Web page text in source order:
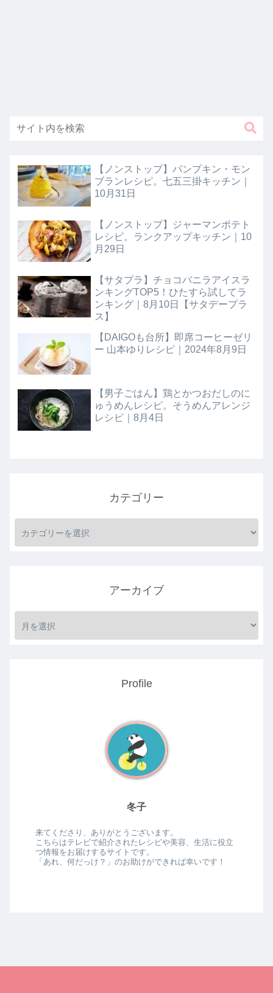
【ノンストップ】パンプキン・モン
ブランレシピ。七五三掛キッチン｜
10月31日
【ノンストップ】ジャーマンポテト
レシピ。ランクアップキッチン｜10
月29日
【サタプラ】チョコバニラアイスラ
ンキングTOP5！ひたすら試してラ
ンキング｜8月10日【サタデープラ
ス】
【DAIGOも台所】即席コーヒーゼリ
ー 山本ゆりレシピ｜2024年8月9日
【男子ごはん】鶏とかつおだしのに
ゅうめんレシピ。そうめんアレンジ
レシピ｜8月4日
カテゴリー
アーカイブ
Profile
冬子
来てくださり、ありがとうございます。
こちらはテレビで紹介されたレシピや美容、生活に役立
つ情報をお届けするサイトです。
「あれ、何だっけ？」のお助けができれば幸いです！